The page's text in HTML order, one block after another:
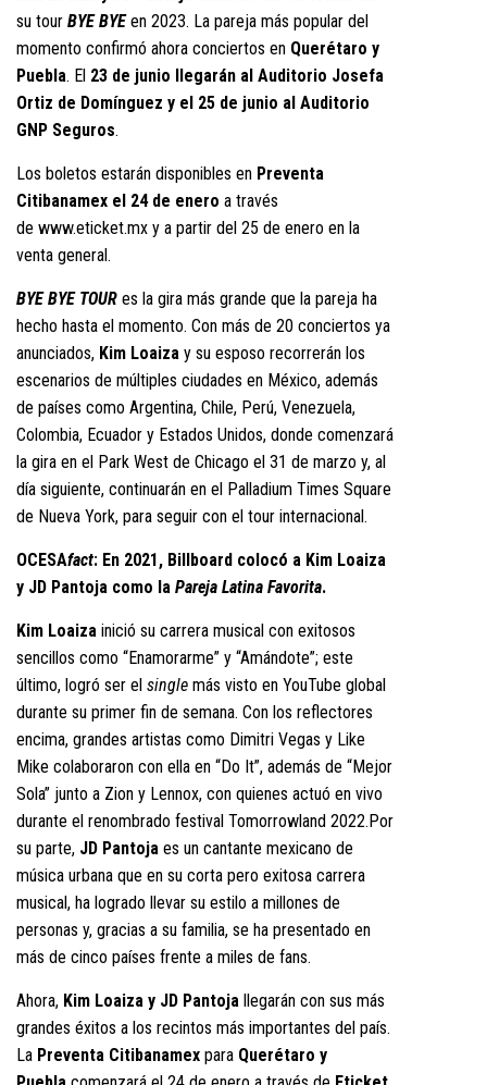
su tour BYE BYEen 2023. La pareja más popular del
momento confirmó ahora conciertos en Querétaro y
Puebla. El 23 de junio llegarán al Auditorio Josefa
Ortiz de Domínguez y el 25 de junio al Auditorio
GNP Seguros.
Los boletos estarán disponibles en Preventa
Citibanamex el 24 de enero a través
de www.eticket.mx y a partir del 25 de enero en la
venta general.
BYE BYE TOUR es la gira más grande que la pareja ha
hecho hasta el momento. Con más de 20 conciertos ya
anunciados, Kim Loaiza y su esposo recorrerán los
escenarios de múltiples ciudades en México, además
de países como Argentina, Chile, Perú, Venezuela,
Colombia, Ecuador y Estados Unidos, donde comenzará
la gira en el Park West de Chicago el 31 de marzo y, al
día siguiente, continuarán en el Palladium Times Square
de Nueva York, para seguir con el tour internacional.
OCESAfact: En 2021, Billboard colocó a Kim Loaiza
y JD Pantoja como la Pareja Latina Favorita.
Kim Loaiza inició su carrera musical con exitosos
sencillos como “Enamorarme” y “Amándote”; este
último, logró ser el single más visto en YouTube global
durante su primer fin de semana. Con los reflectores
encima, grandes artistas como Dimitri Vegas y Like
Mike colaboraron con ella en “Do It”, además de “Mejor
Sola” junto a Zion y Lennox, con quienes actuó en vivo
durante el renombrado festival Tomorrowland 2022.Por
su parte, JD Pantoja es un cantante mexicano de
música urbana que en su corta pero exitosa carrera
musical, ha logrado llevar su estilo a millones de
personas y, gracias a su familia, se ha presentado en
más de cinco países frente a miles de fans.
Ahora, Kim Loaiza y JD Pantoja llegarán con sus más
grandes éxitos a los recintos más importantes del país.
La Preventa Citibanamex para Querétaro y